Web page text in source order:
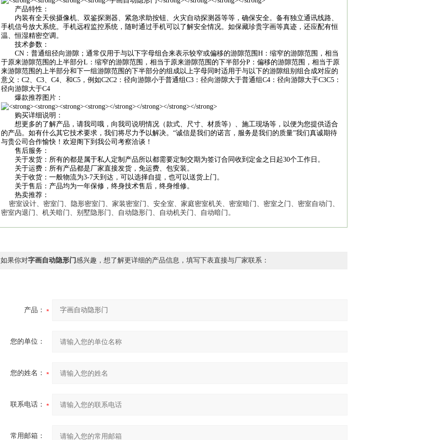
产品特性：
内装有全天侯摄像机、双鉴探测器、紧急求助按钮、火灾自动探测器等等，确保安全。备有独立通讯线路、
手机信号放大系统。手机远程监控系统，随时通过手机可以了解安全情况。如保藏珍贵字画等真迹，还应配有恒
温、恒湿精密空调。
技术参数：
CN：普通组径向游隙；通常仅用于与以下字母组合来表示较窄或偏移的游隙范围H：缩窄的游隙范围，相当
于原来游隙范围的上半部分L：缩窄的游隙范围，相当于原来游隙范围的下半部分P：偏移的游隙范围，相当于原
来游隙范围的上半部分和下一组游隙范围的下半部分的组成以上字母同时适用于与以下的游隙组别组合成对应的
意义：C2、C3、C4、和C5，例如C2C2：径向游隙小于普通组C3：径向游隙大于普通组C4：径向游隙大于C3C5：
径向游隙大于C4
爆款推荐图片：
购买详细说明：
想更多的了解产品，请我司哦，向我司说明情况（款式、尺寸、材质等）、施工现场等，以便为您提供适合
的产品。如有什么其它技术要求，我们将尽力予以解决。“诚信是我们的诺言，服务是我们的质量”我们真诚期待
与贵公司合作愉快！欢迎阁下到我公司考察洽谈！
售后服务：
关于发货：所有的都是属于私人定制产品所以都需要定制交期为签订合同收到定金之日起30个工作日。
关于运费：所有产品都是厂家直接发货，免运费、包安装。
关于收货：一般物流为3-7天到达，可以选择自提，也可以送货上门。
关于售后：产品均为一年保修，终身技术售后，终身维修。
热卖推荐：
密室设计、 密室门 、 隐形密室门 、 家装密室门 、 安全室、 家庭密室机关、 密室暗门 、 密室之门 、 密室自动门 、
密室内退门 、 机关暗门 、 别墅隐形门 、 自动隐形门 、 自动机关门 、 自动暗门 。
如果你对字画自动隐形门感兴趣，想了解更详细的产品信息，填写下表直接与厂家联系：
产品：
您的单位：
您的姓名：
联系电话：
常用邮箱：